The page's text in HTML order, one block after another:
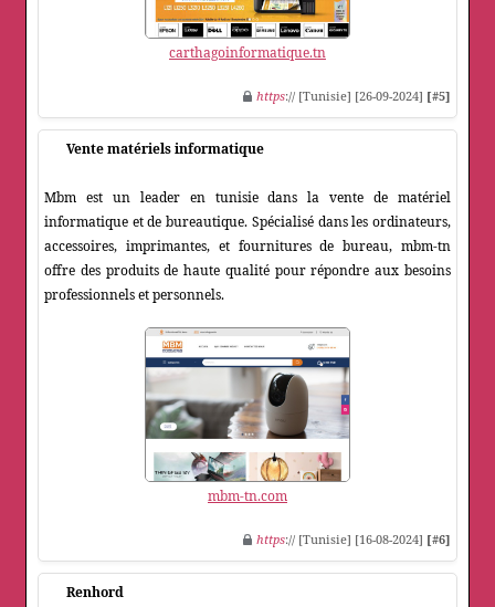
carthagoinformatique.tn
https:// [Tunisie] [26-09-2024] [#5]
Vente matériels informatique
Mbm est un leader en tunisie dans la vente de matériel
informatique et de bureautique. Spécialisé dans les ordinateurs,
accessoires, imprimantes, et fournitures de bureau, mbm-tn
offre des produits de haute qualité pour répondre aux besoins
professionnels et personnels.
mbm-tn.com
https:// [Tunisie] [16-08-2024] [#6]
Renhord